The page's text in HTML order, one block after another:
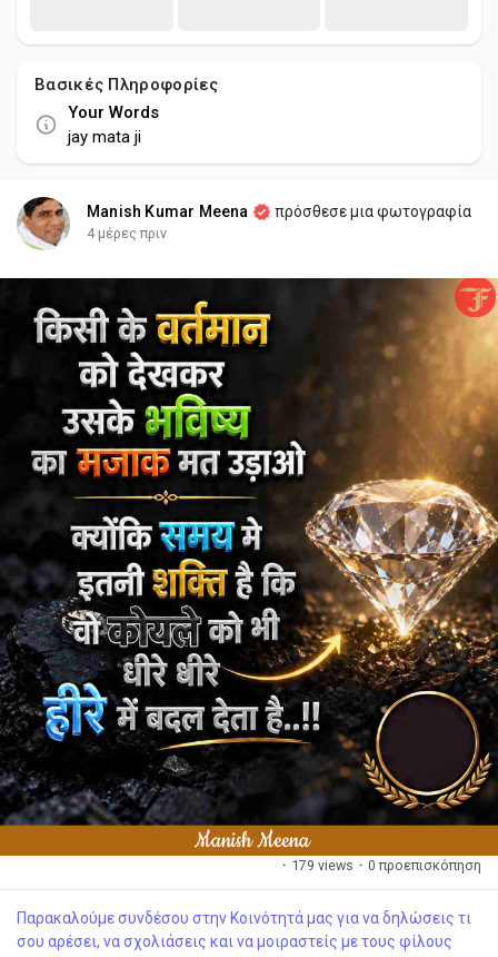
Βασικές Πληροφορίες
Your Words
jay mata ji
Manish Kumar Meena πρόσθεσε μια φωτογραφία
4 μέρες πριν
· 179 views · 0 προεπισκόπηση
Παρακαλούμε συνδέσου στην Κοινότητά μας για να δηλώσεις τι
σου αρέσει, να σχολιάσεις και να μοιραστείς με τους φίλους